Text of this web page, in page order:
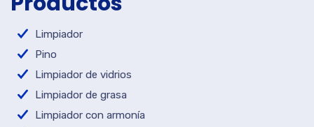
Limpiador
Pino
Limpiador de vidrios
Limpiador de grasa
Limpiador con armonía